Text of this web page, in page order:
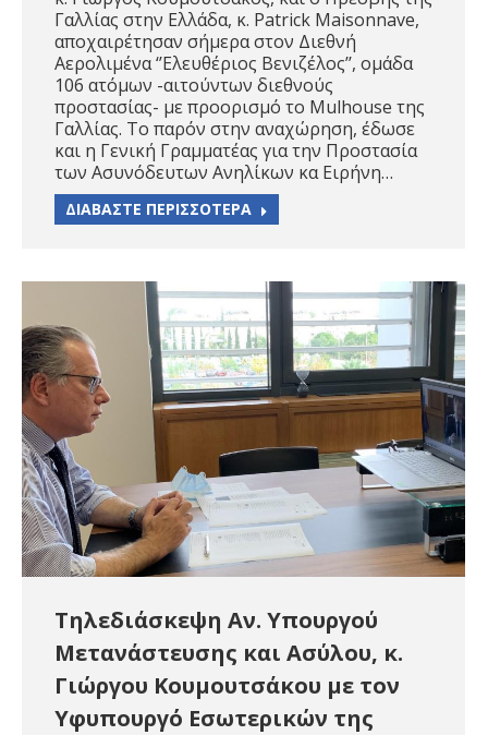
Γαλλίας στην Ελλάδα, κ. Patrick Maisonnave,
αποχαιρέτησαν σήμερα στον Διεθνή
Αερολιμένα ‘’Ελευθέριος Βενιζέλος’’, ομάδα
106 ατόμων -αιτούντων διεθνούς
προστασίας- με προορισμό το Μulhouse της
Γαλλίας. Το παρόν στην αναχώρηση, έδωσε
και η Γενική Γραμματέας για την Προστασία
των Ασυνόδευτων Ανηλίκων κα Ειρήνη…
ΔΙΑΒΑΣΤΕ ΠΕΡΙΣΣΟΤΕΡΑ
Τηλεδιάσκεψη Αν. Υπουργού
Μετανάστευσης και Ασύλου, κ.
Γιώργου Κουμουτσάκου με τον
Υφυπουργό Εσωτερικών της